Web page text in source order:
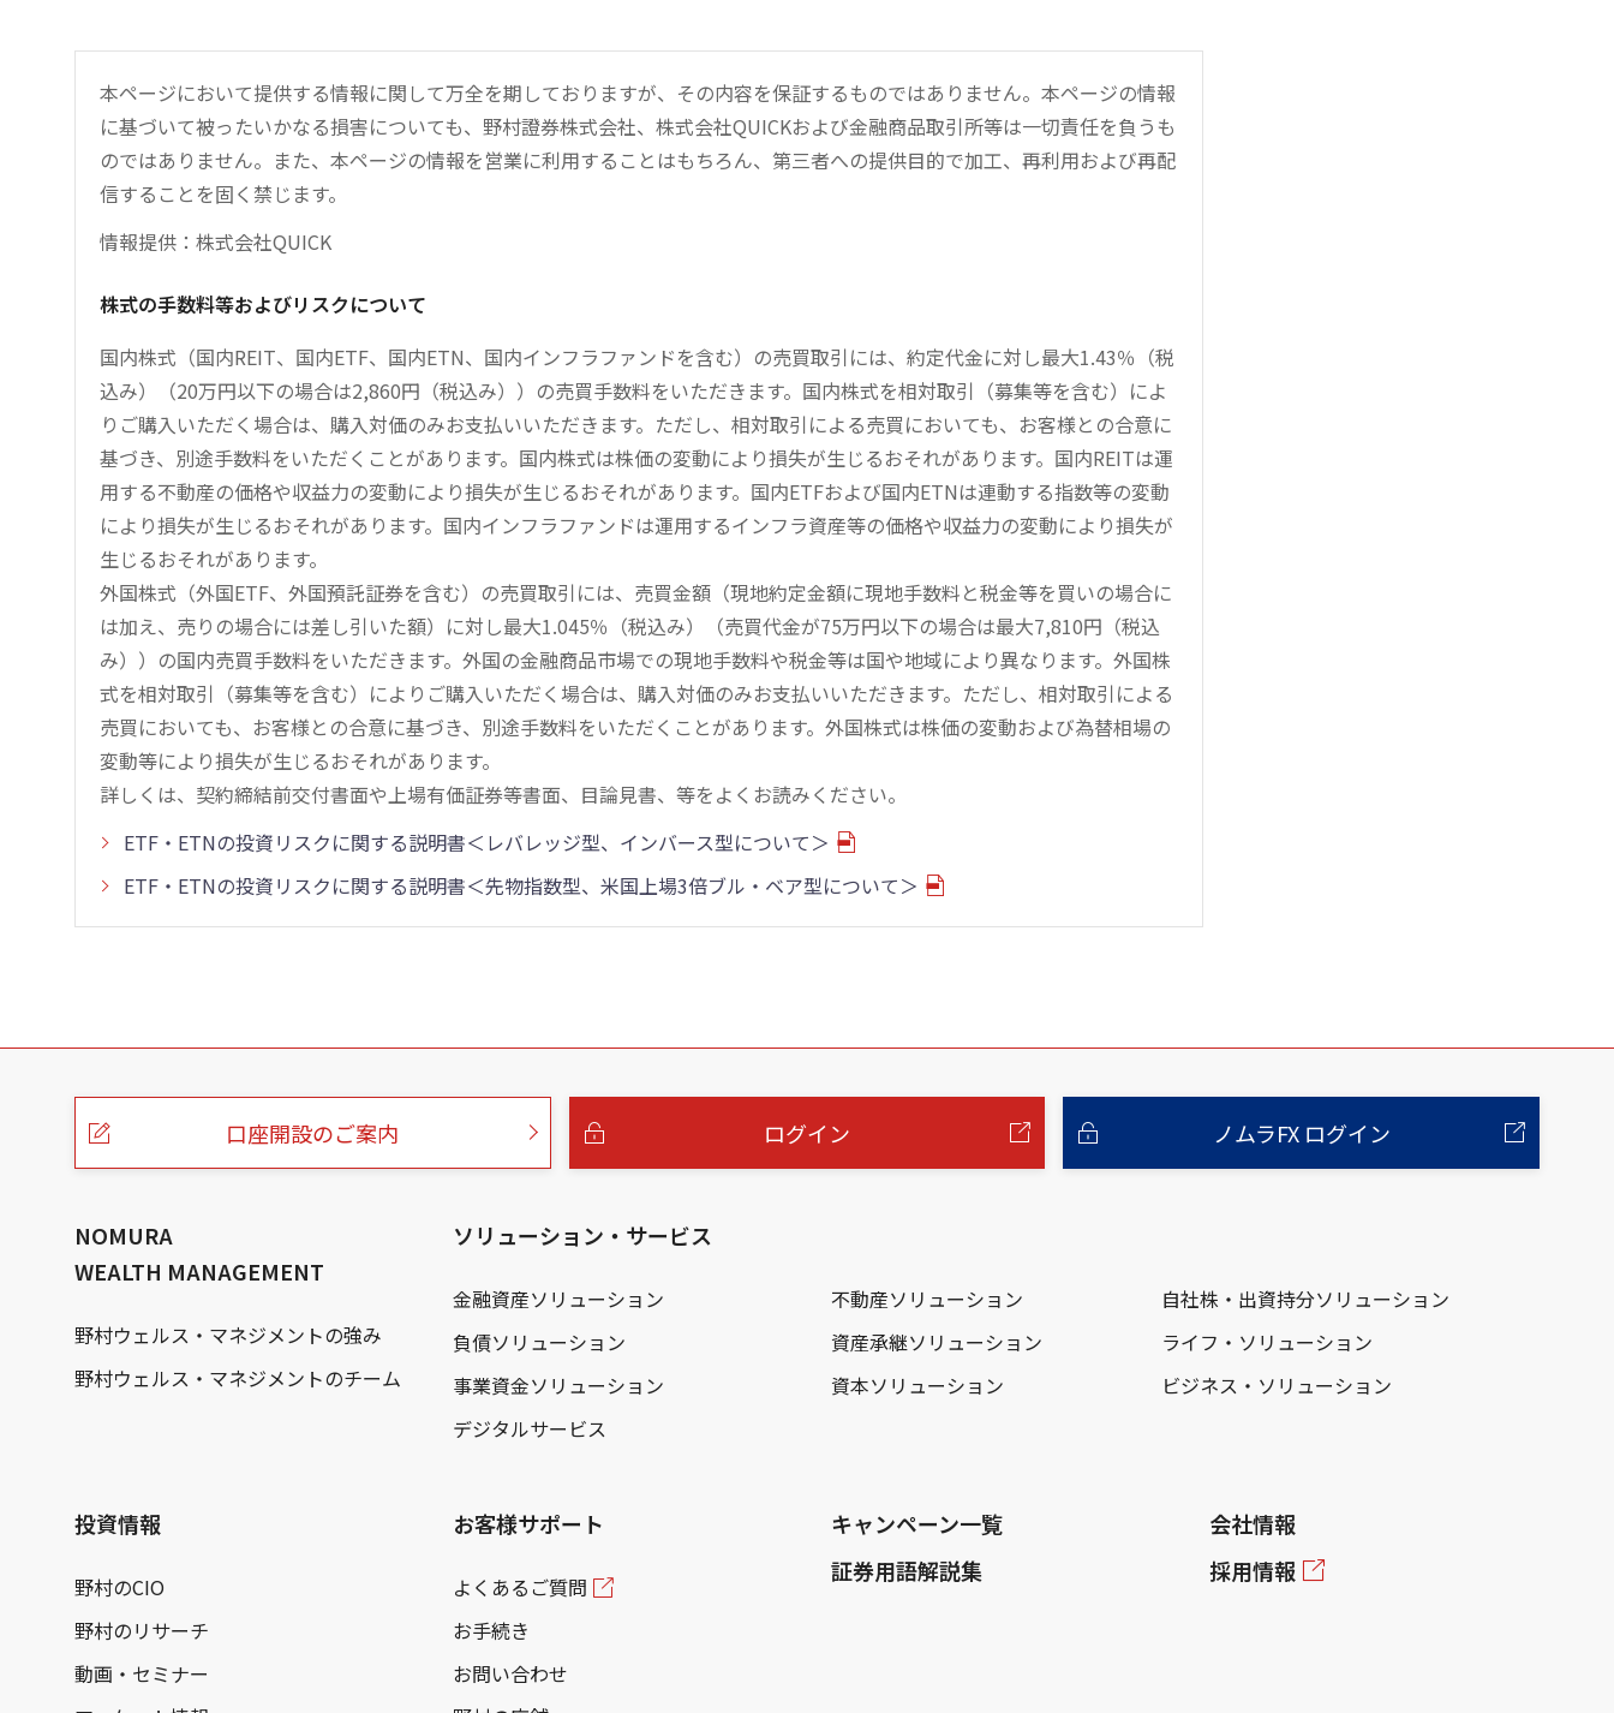
本ページにおいて提供する情報に関して万全を期しておりますが、その内容を保証するものではありません。本ページの情報
に基づいて被ったいかなる損害についても、野村證券株式会社、株式会社QUICKおよび金融商品取引所等は一切責任を負うも
のではありません。また、本ページの情報を営業に利用することはもちろん、第三者への提供目的で加工、再利用および再配
信することを固く禁じます。
情報提供：株式会社QUICK
株式の手数料等およびリスクについて
国内株式（国内REIT、国内ETF、国内ETN、国内インフラファンドを含む）の売買取引には、約定代金に対し最大1.43％（税
込み）（20万円以下の場合は2,860円（税込み））の売買手数料をいただきます。国内株式を相対取引（募集等を含む）によ
りご購入いただく場合は、購入対価のみお支払いいただきます。ただし、相対取引による売買においても、お客様との合意に
基づき、別途手数料をいただくことがあります。国内株式は株価の変動により損失が生じるおそれがあります。国内REITは運
用する不動産の価格や収益力の変動により損失が生じるおそれがあります。国内ETFおよび国内ETNは連動する指数等の変動
により損失が生じるおそれがあります。国内インフラファンドは運用するインフラ資産等の価格や収益力の変動により損失が
生じるおそれがあります。
外国株式（外国ETF、外国預託証券を含む）の売買取引には、売買金額（現地約定金額に現地手数料と税金等を買いの場合に
は加え、売りの場合には差し引いた額）に対し最大1.045％（税込み）（売買代金が75万円以下の場合は最大7,810円（税込
み））の国内売買手数料をいただきます。外国の金融商品市場での現地手数料や税金等は国や地域により異なります。外国株
式を相対取引（募集等を含む）によりご購入いただく場合は、購入対価のみお支払いいただきます。ただし、相対取引による
売買においても、お客様との合意に基づき、別途手数料をいただくことがあります。外国株式は株価の変動および為替相場の
変動等により損失が生じるおそれがあります。
詳しくは、契約締結前交付書面や上場有価証券等書面、目論見書、等をよくお読みください。
ETF・ETNの投資リスクに関する説明書＜レバレッジ型、インバース型について＞
ETF・ETNの投資リスクに関する説明書＜先物指数型、米国上場3倍ブル・ベア型について＞
こ
口座開設のご案内 ログイン ノムラFX ログイン
NOMURA
WEALTH MANAGEMENT
野村ウェルス・マネジメントの強み
野村ウェルス・マネジメントのチーム
ソリューション・サービス
金融資産ソリューション 不動産ソリューション
自社株・出資持分ソリューション
負債ソリューション
資産承継ソリューション
ライフ・ソリューション
事業資金ソリューション
資本ソリューション
ビジネス・ソリューション
デジタルサービス
投資情報
野村のCIO
野村のリサーチ
動画・セミナー
お客様サポート
よくあるご質問
お手続き
お問い合わせ
キャンペーン一覧
証券用語解説集
会社情報
採用情報